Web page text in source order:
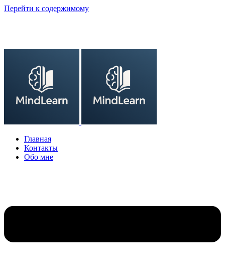
Перейти к содержимому
Главная
Контакты
Обо мне